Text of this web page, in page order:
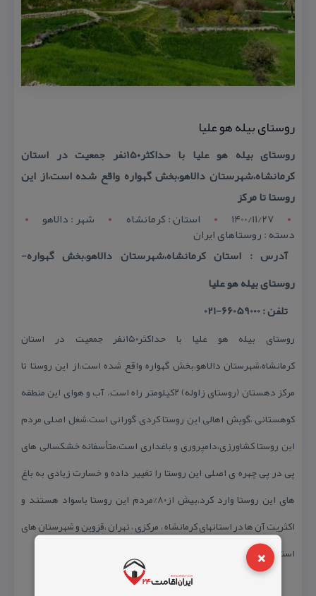
×
روستای بیله هو علیا
روستای بیله هو علیا با حداكثر۱۵۰نفر جمعیت در استان
كرمانشاه،شهرستان دالاهو،بخش گهواره واقع شده است،از این
روستا تا مركز
1400/11/27
استان : کرمانشاه شهر : دالاهو
دسته : روستاهای ایران
آدرس : استان كرمانشاه،شهرستان دالاهو،بخش گهواره-
روستای بیله هو علیا
تلفن : 66059000-021
روستای بیله هو علیا با حداكثر۱۵۰نفر جمعیت در استان
كرمانشاه،شهرستان دالاهو،بخش گهواره واقع شده است،از این روستا تا
مركز دهستان ‏(‏روستای زاوله‏)‏ ۲كیلومتر راه است. آب و هوای این منطقه
كوهستانی ،گویش اهالی این روستا كردی گورانی است،شغل اصلی مردم
این روستا كشاورزی،دامپروری و باغداری است،متأسفانه خشكسالی های
پی در پی چهره ی اصلی این روستا را تغییر داده و خسارت زیادی به باغ
های این روستا وارد كرد،بیش از۸۰%مردم این روستا باسواد هستند و
اكثریت آن ها در استانهای كرمانشاه ، مركزی ، تهران ،قزوین و شهرستان های
استان كرمانشاه و . . . ساكن هستند.